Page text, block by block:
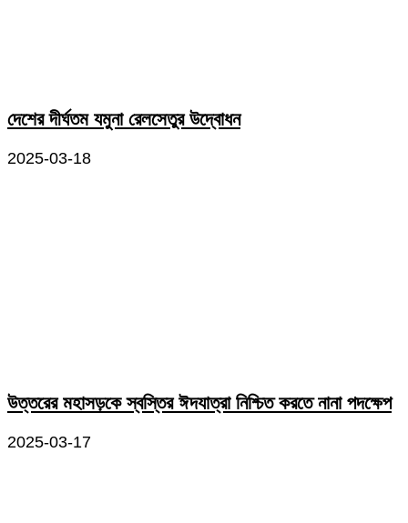
দেশের দীর্ঘতম যমুনা রেলসেতুর উদ্বোধন
2025-03-18
উত্তরের মহাসড়কে স্বস্তির ঈদযাত্রা নিশ্চিত করতে নানা পদক্ষেপ
2025-03-17